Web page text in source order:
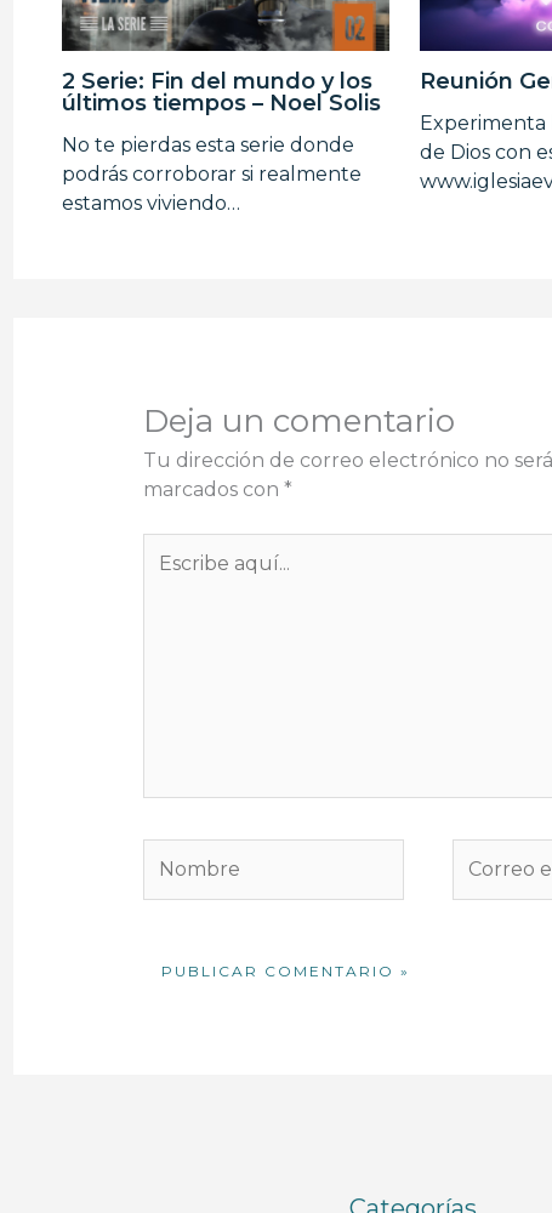
2 Serie: Fin del mundo y los
últimos tiempos – Noel Solis
No te pierdas esta serie donde
podrás corroborar si realmente
estamos viviendo…
Reunión
Experimenta
de Dios con
Deja un comentario
Tu dirección de correo electrónico no
marcados con *
aquí...